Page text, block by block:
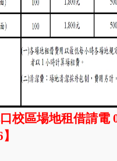
校區場地租借請電
】